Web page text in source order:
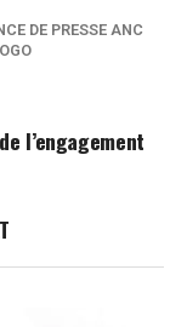
DE PRESSE ANC
l’engagement